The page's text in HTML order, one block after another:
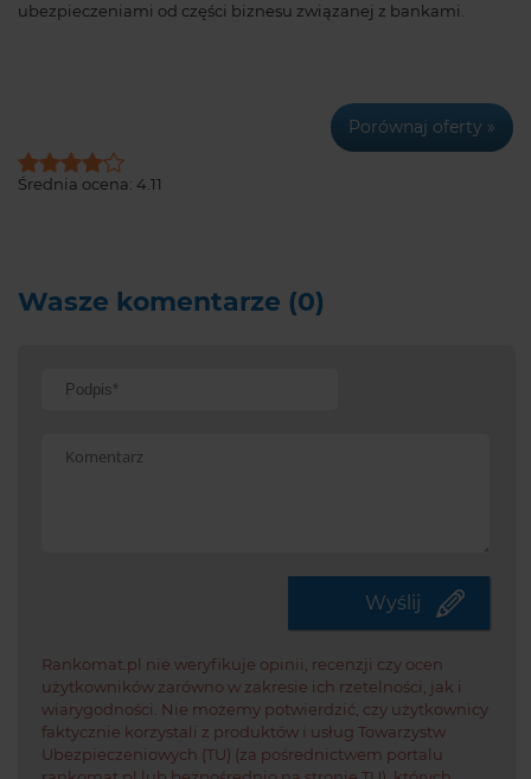
ubezpieczeniami od części biznesu związanej z bankami.
Porównaj oferty »
Średnia ocena: 4.11
Wasze komentarze (0)
Wyślij
Rankomat.pl nie weryfikuje opinii, recenzji czy ocen
użytkowników zarówno w zakresie ich rzetelności, jak i
wiarygodności. Nie możemy potwierdzić, czy użytkownicy
faktycznie korzystali z produktów i usług Towarzystw
Ubezpieczeniowych (TU) (za pośrednictwem portalu